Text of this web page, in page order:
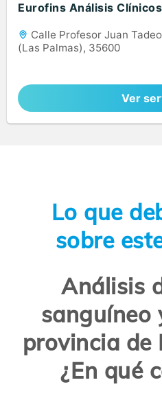
Eurofins Análisis
Calle Profesor Juan
(Las Palmas), 35600
Ver
Lo que
sobre
Análisis
sanguíneo
provincia de
¿En qué